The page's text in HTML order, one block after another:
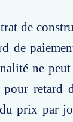
de
de
ne
pour retard
prix par